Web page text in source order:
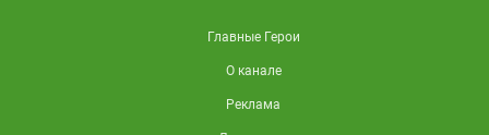
Главные Герои
О канале
Реклама